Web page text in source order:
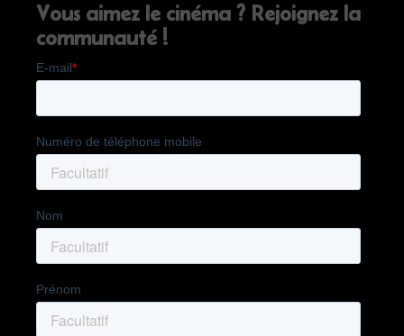
Vous aimez le cinéma ? Rejoignez la
communauté !